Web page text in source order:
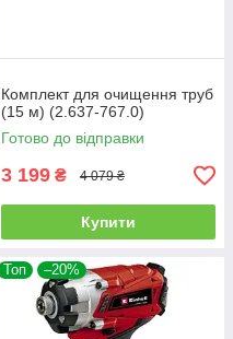
Комплект для очищення труб
(15 м) (2.637-767.0)
Готово до відправки
3 199 ₴ 4 079 ₴
Купити
Топ –20%